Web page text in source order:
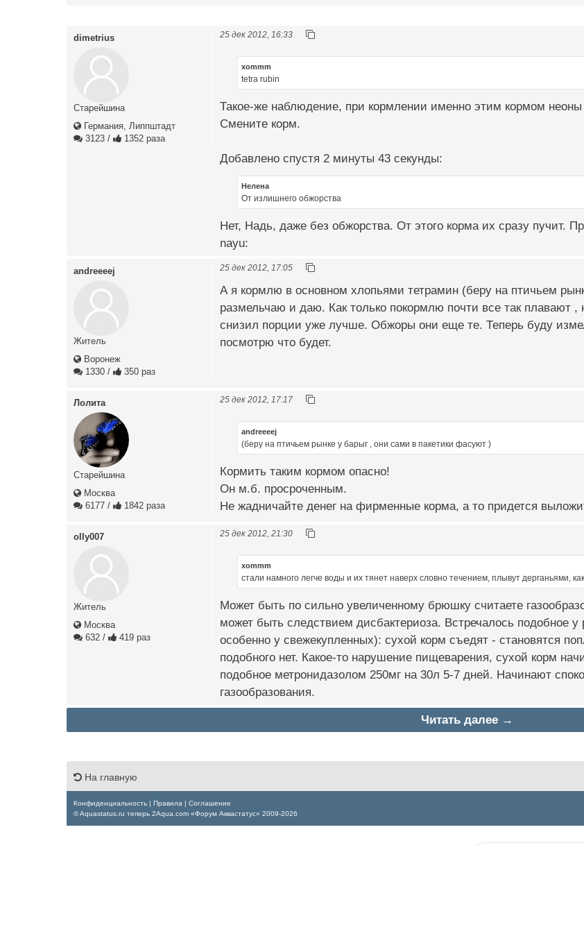
dimetrius
Старейшина
Германия, Липпштадт
3123 / 1352 раза
25 дек 2012, 16:33
xommm
tetra rubin
Такое-же наблюдение, при кормлении именно этим кормом неоны
Смените корм.
Добавлено спустя 2 минуты 43 секунды:
Нелена
От излишнего обжорства
Нет, Надь, даже без обжорства. От этого корма их сразу пучит.
nayu:
andreeeej
Житель
Воронеж
1330 / 350 раз
25 дек 2012, 17:05
А я кормлю в основном хлопьями тетрамин (беру на птичьем
размельчаю и даю. Как только покормлю почти все так плавают
снизил порции уже лучше. Обжоры они еще те. Теперь буду
посмотрю что будет.
Лолита
Старейшина
Москва
6177 / 1842 раза
25 дек 2012, 17:17
andreeeej
(беру на птичьем рынке у барыг , они сами в пакетики фасуют )
Кормить таким кормом опасно!
Он м.б. просроченным.
Не жадничайте денег на фирменные корма, а то придется
olly007
Житель
Москва
632 / 419 раз
25 дек 2012, 21:30
xommm
стали намного легче воды и их тянет наверх словно течением, плывут дерганьями,
Может быть по сильно увеличенному брюшку считаете
может быть следствием дисбактериоза. Встречалось подобное
особенно у свежекупленных): сухой корм съедят - становятся
подобного нет. Какое-то нарушение пищеварения, сухой корм
подобное метронидазолом 250мг на 30л 5-7 дней. Начинают
газообразования.
Читать далее →
На главную
Конфиденциальность | Правила | Соглашение
© Aquastatus.ru теперь 2Aqua.com «Форум Аквастатус» 2009-2026